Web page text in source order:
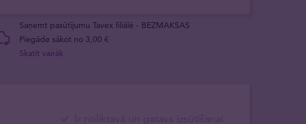
Saņemt pasūtījumu Tavex filiālē - BEZMAKSAS
Piegāde sākot no 3,00 €
Skatīt vairāk